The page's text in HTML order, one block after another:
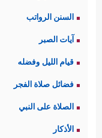
السنن الرواتب
آيات الصبر
قيام الليل وفضله
فضائل صلاة الفجر
الصلاة على النبي
الأذكار